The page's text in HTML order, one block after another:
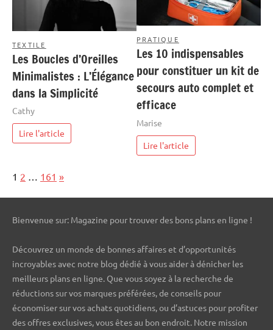
TEXTILE
Les Boucles d’Oreilles
Minimalistes : L’Élégance
dans la Simplicité
Cathy
Lire l'article
PRATIQUE
Les 10 indispensables
pour constituer un kit de
secours auto complet et
efficace
Marise
Lire l'article
Page:
1 2 161 Next
»
Bienvenue sur: Magazine pour trouver des bons plans en ligne !
Découvrez un monde de bonnes affaires et d’opportunités
incroyables avec notre blog dédié à vous aider à dénicher les
meilleurs plans en ligne. Que vous soyez à la recherche de
réductions sur vos marques préférées, de conseils pour
économiser sur vos achats quotidiens, ou d’astuces pour profiter
des offres exclusives, vous êtes au bon endroit. Notre mission